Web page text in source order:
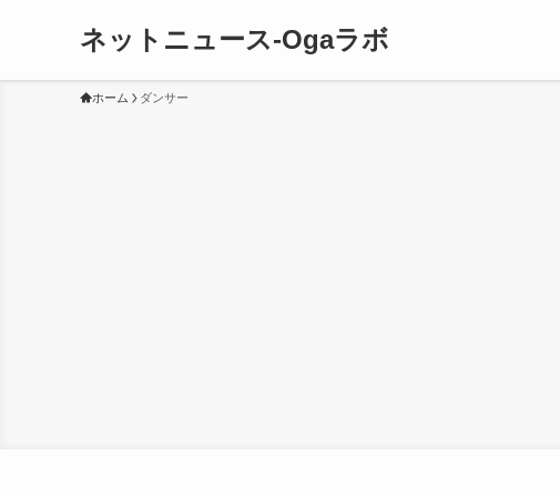
ネットニュース-Ogaラボ
ホーム ダンサー